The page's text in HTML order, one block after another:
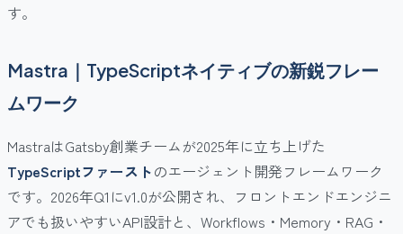
す。
Mastra｜TypeScriptネイティブの新鋭フレー
ムワーク
MastraはGatsby創業チームが2025年に立ち上げた
TypeScriptファーストのエージェント開発フレームワーク
です。2026年Q1にv1.0が公開され、フロントエンドエンジニ
アでも扱いやすいAPI設計と、Workflows・Memory・RAG・